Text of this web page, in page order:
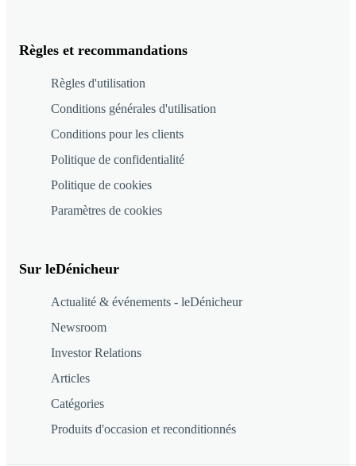
Règles et recommandations
Règles d'utilisation
Conditions générales d'utilisation
Conditions pour les clients
Politique de confidentialité
Politique de cookies
Paramètres de cookies
Sur leDénicheur
Actualité & événements - leDénicheur
Newsroom
Investor Relations
Articles
Catégories
Produits d'occasion et reconditionnés